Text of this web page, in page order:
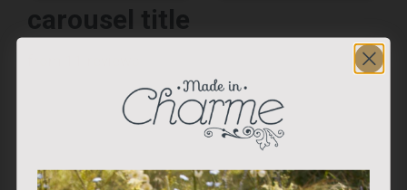
carousel title